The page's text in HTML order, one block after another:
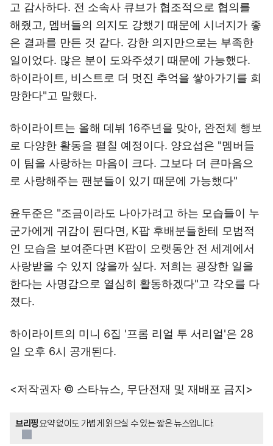
고 감사하다. 전 소속사 큐브가 협조적으로 협의를
해줬고, 멤버들의 의지도 강했기 때문에 시너지가 좋
은 결과를 만든 것 같다. 강한 의지만으로는 부족한
일이었다. 많은 분이 도와주셨기 때문에 가능했다.
하이라이트, 비스트로 더 멋진 추억을 쌓아가기를 희
망한다"고 말했다.
하이라이트는 올해 데뷔 16주년을 맞아, 완전체 행보
로 다양한 활동을 펼칠 예정이다. 양요섭은 "멤버들
이 팀을 사랑하는 마음이 크다. 그보다 더 큰마음으
로 사랑해주는 팬분들이 있기 때문에 가능했다"
윤두준은 "조금이라도 나아가려고 하는 모습들이 누
군가에게 귀감이 된다면, K팝 후배분들한테 모범적
인 모습을 보여준다면 K팝이 오랫동안 전 세계에서
사랑받을 수 있지 않을까 싶다. 저희는 굉장한 일을
한다는 사명감으로 열심히 활동하겠다"고 각오를 다
졌다.
하이라이트의 미니 6집 '프롬 리얼 투 서리얼'은 28
일 오후 6시 공개된다.
<저작권자 © 스타뉴스, 무단전재 및 재배포 금지>
브리핑요약 없이도 가볍게 읽으실 수 있는 짧은 뉴스입니다.